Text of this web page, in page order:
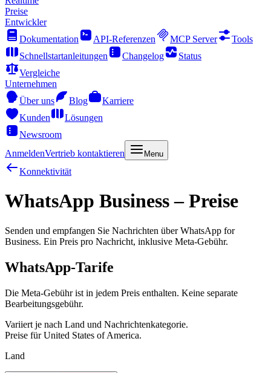
Preise
Entwickler
Dokumentation
API-Referenzen MCP Server
Tools
Schnellstartanleitungen
Changelog
Status
Vergleiche
Unternehmen
Über uns
Blog
Karriere
Kunden
Lösungen
Newsroom
AnmeldenVertrieb kontaktieren Menu
Konnektivität
WhatsApp Business – Preise
Senden und empfangen Sie Nachrichten über WhatsApp for
Business. Ein Preis pro Nachricht, inklusive Meta-Gebühr.
WhatsApp-Tarife
Die Meta-Gebühr ist in jedem Preis enthalten. Keine separate
Bearbeitungsgebühr.
Variiert je nach Land und Nachrichtenkategorie.
Preise für United States of America.
Land